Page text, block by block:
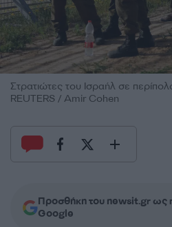
Στρατιώτες του Ισραήλ σε
REUTERS / Amir Cohen
Προσθήκη του newsit.gr ως
Google